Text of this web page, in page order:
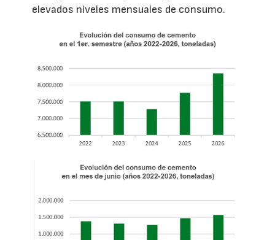
elevados niveles mensuales de consumo.